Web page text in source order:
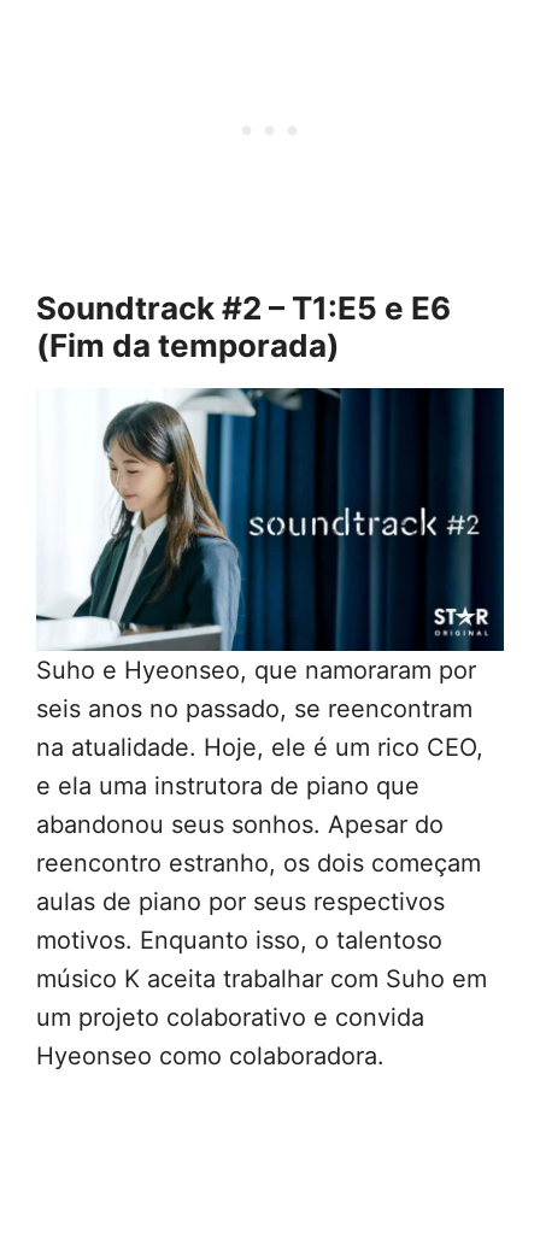
Soundtrack #2 – T1:E5 e E6
(Fim da temporada)
Suho e Hyeonseo, que namoraram por
seis anos no passado, se reencontram
na atualidade. Hoje, ele é um rico CEO,
e ela uma instrutora de piano que
abandonou seus sonhos. Apesar do
reencontro estranho, os dois começam
aulas de piano por seus respectivos
motivos. Enquanto isso, o talentoso
músico K aceita trabalhar com Suho em
um projeto colaborativo e convida
Hyeonseo como colaboradora.